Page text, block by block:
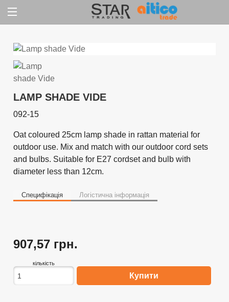
Jump
LAMP SHADE VIDE
092-15
Oat coloured 25cm lamp shade in rattan material for
outdoor use. Mix and match with our outdoor cord sets
and bulbs. Suitable for E27 cordset and bulb with
diameter less than 12cm.
Специфікація Логістична інформація
907,57 грн.
кількість